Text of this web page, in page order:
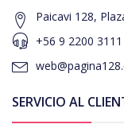
Paicavi 128,
+56 9 2200 3111
SERVICIO AL